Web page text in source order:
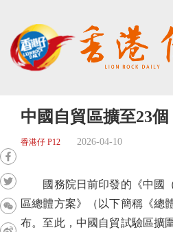
中國自貿區擴至23
香港仔 P12 2026-04-10
國務院日前印發的《中國
區總體方案》（以下簡稱《總
布。至此，中國自貿試驗區擴